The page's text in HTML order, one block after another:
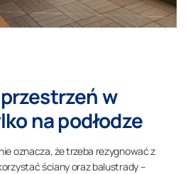
w
na podłodze
oznacza, że trzeba rezygnować z
ściany oraz balustrady –